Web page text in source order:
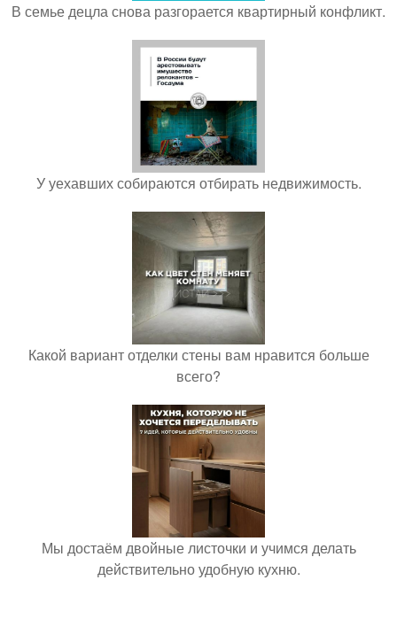
В семье децла снова разгорается квартирный конфликт.
У уехавших собираются отбирать недвижимость.
Какой вариант отделки стены вам нравится больше
всего?
Мы достаём двойные листочки и учимся делать
действительно удобную кухню.